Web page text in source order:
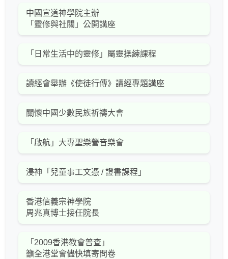
中國宣道神學院主辦
「靈修與社關」公開講座
「日常生活中的靈修」屬靈操練課程
讀經會舉辦《使徒行傳》讀經專題講座
關懷中國少數民族祈禱大會
「啟航」大專聖樂營音樂會
浸神「兒童事工文憑 / 證書課程」
香港信義宗神學院
周兆真博士接任院長
「2009香港教會普查」
籲全港堂會儘快填寄問卷